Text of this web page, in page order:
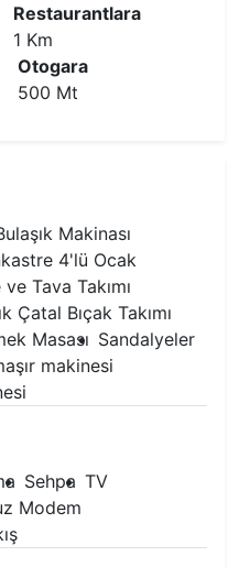
Restaurantlara
1 Km
Otogara
500 Mt
Makinası
4'lü Ocak
Tava Takımı
Çatal Bıçak Takımı
Masası Sandalyeler
makinesi
Sehpa TV
Modem